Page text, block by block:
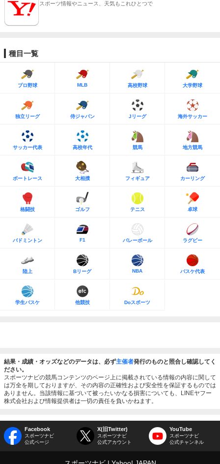
スポーツ情報やニュース、天気もこれひとつで
種目一覧
プロ野球 MLB 高校野球 大学野球
独立リーグ 侍ジャパン Jリーグ 海外サッカー
サッカー代表 高校年代 競馬 地方競馬
ボートレース 大相撲 フィギュア カーリング
格闘技 ゴルフ テニス 卓球
バドミントン F1 バレーボール ラグビー
陸上 Bリーグ NBA バスケ代表
学生バスケ 他競技 Doスポーツ
結果・成績・オッズなどのデータは、必ず主催者発行のものと照合し確認してく
ださい。
スポーツナビの競馬コンテンツのページ上に掲載されている情報の内容に関して
は万全を期しておりますが、その内容の正確性および安全性を保証するものでは
ありません。当該情報に基づいて被ったいかなる損害についても、LINEヤフー
株式会社および情報提供者は一切の責任を負いかねます。
Facebook
スポーツナビ
公式ページ
X(旧Twitter)
スポーツナビ
公式アカウント
YouTube
スポーツナビ
公式チャンネル